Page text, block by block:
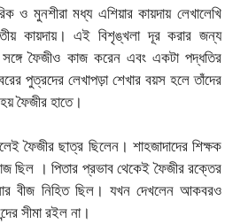
ও মুনশীরা মধ্য এশিয়ার কায়দায় লেখালেখি
কায়দায়। এই বিশৃঙ্খলা দূর করার জন্য
ফৈজীও কাজ করেন এবং একটা পদ্ধতির
পুত্রদের লেখাপড়া শেখার বয়স হলে তাঁদের
ফৈজীর হাতে।
ফৈজীর ছাত্র ছিলেন। শাহজাদাদের শিক্ষক
ছিল । পিতার প্রভাব থেকেই ফৈজীর রক্তের
বীজ নিহিত ছিল। যখন দেখলেন আকবরও
সীমা রইল না।